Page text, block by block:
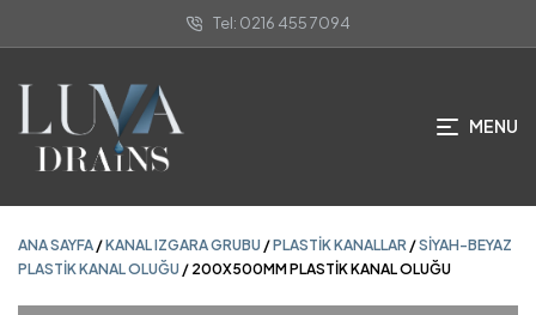
Tel: 0216 455 7094
MENU
ANA SAYFA/KANAL IZGARA GRUBU/PLASTIK KANALLAR/SIYAH-BEYAZ
ANA SAYFA /KANAL IZGARA GRUBU /PLASTIK KANALLAR /SIYAH-BEYAZ
PLASTIK KANAL OLUĞU / 200X500MM PLASTİK KANAL OLUĞU